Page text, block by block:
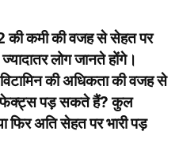
की कमी की वजह से सेहत पर
लोग जानते होंगे।
की अधिकता की वजह से
पड़ सकते हैं? कुल
फिर अति सेहत पर भारी पड़